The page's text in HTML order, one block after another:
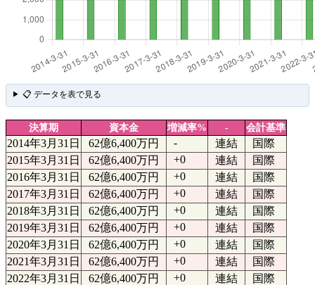
📋 データを表で見る
決算期 資本金 増減率% - 会計基準
2014年3月31日 62億6,400万円 - 連結
国際
2015年3月31日
62億6,400万円 +0 連結
国際
2016年3月31日
62億6,400万円 +0 連結
国際
2017年3月31日
62億6,400万円 +0 連結
国際
2018年3月31日
62億6,400万円 +0 連結
国際
2019年3月31日
62億6,400万円 +0 連結
国際
2020年3月31日
62億6,400万円 +0 連結
国際
2021年3月31日
62億6,400万円 +0 連結
国際
2022年3月31日
62億6,400万円 +0 連結
国際